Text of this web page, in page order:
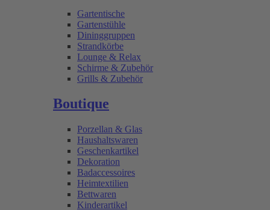
Gartentische
Gartenstühle
Dininggruppen
Strandkörbe
Lounge & Relax
Schirme & Zubehör
Grills & Zubehör
Boutique
Porzellan & Glas
Haushaltswaren
Geschenkartikel
Dekoration
Badaccessoires
Heimtextilien
Bettwaren
Kinderartikel